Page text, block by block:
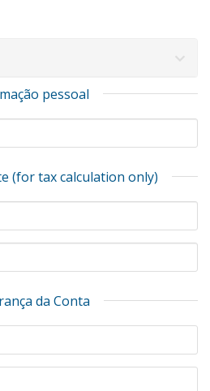
pessoal
(for tax calculation only)
da Conta